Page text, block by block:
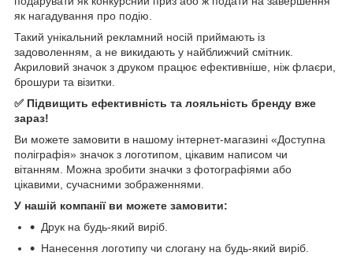
як нагадування про подію.
Такий унікальний рекламний носій приймають із
задоволенням, а не викидають у найближчий смітник.
Акриловий значок з друком працює ефективніше, ніж флаєри,
брошури та візитки.
✅ Підвищить ефективність та лояльність бренду вже
зараз!
Ви можете замовити в нашому інтернет-магазині «Доступна
поліграфія» значок з логотипом, цікавим написом чи
вітанням. Можна зробити значки з фотографіями або
цікавими, сучасними зображеннями.
У нашій компанії ви можете замовити:
Друк на будь-який виріб.
Нанесення логотипу чи слогану на будь-який виріб.